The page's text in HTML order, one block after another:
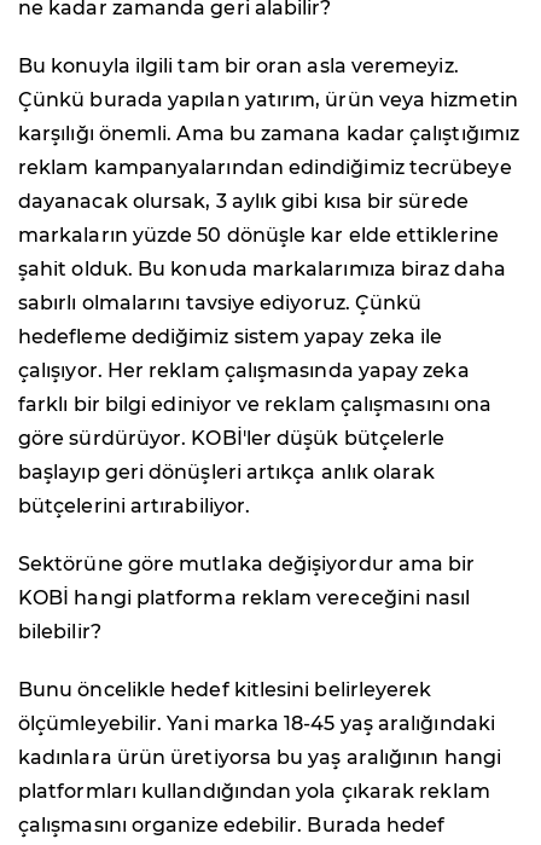
ne kadar zamanda geri alabilir?
Bu konuyla ilgili tam bir oran asla veremeyiz.
Çünkü burada yapılan yatırım, ürün veya hizmetin
karşılığı önemli. Ama bu zamana kadar çalıştığımız
reklam kampanyalarından edindiğimiz tecrübeye
dayanacak olursak, 3 aylık gibi kısa bir sürede
markaların yüzde 50 dönüşle kar elde ettiklerine
şahit olduk. Bu konuda markalarımıza biraz daha
sabırlı olmalarını tavsiye ediyoruz. Çünkü
hedefleme dediğimiz sistem yapay zeka ile
çalışıyor. Her reklam çalışmasında yapay zeka
farklı bir bilgi ediniyor ve reklam çalışmasını ona
göre sürdürüyor. KOBİ'ler düşük bütçelerle
başlayıp geri dönüşleri artıkça anlık olarak
bütçelerini artırabiliyor.
Sektörüne göre mutlaka değişiyordur ama bir
KOBİ hangi platforma reklam vereceğini nasıl
bilebilir?
Bunu öncelikle hedef kitlesini belirleyerek
ölçümleyebilir. Yani marka 18-45 yaş aralığındaki
kadınlara ürün üretiyorsa bu yaş aralığının hangi
platformları kullandığından yola çıkarak reklam
çalışmasını organize edebilir. Burada hedef